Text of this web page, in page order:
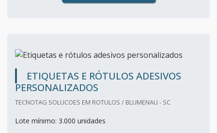
ETIQUETAS E RÓTULOS ADESIVOS
PERSONALIZADOS
TECNOTAG SOLUCOES EM ROTULOS / BLUMENAU - SC
Lote mínimo: 3.000 unidades